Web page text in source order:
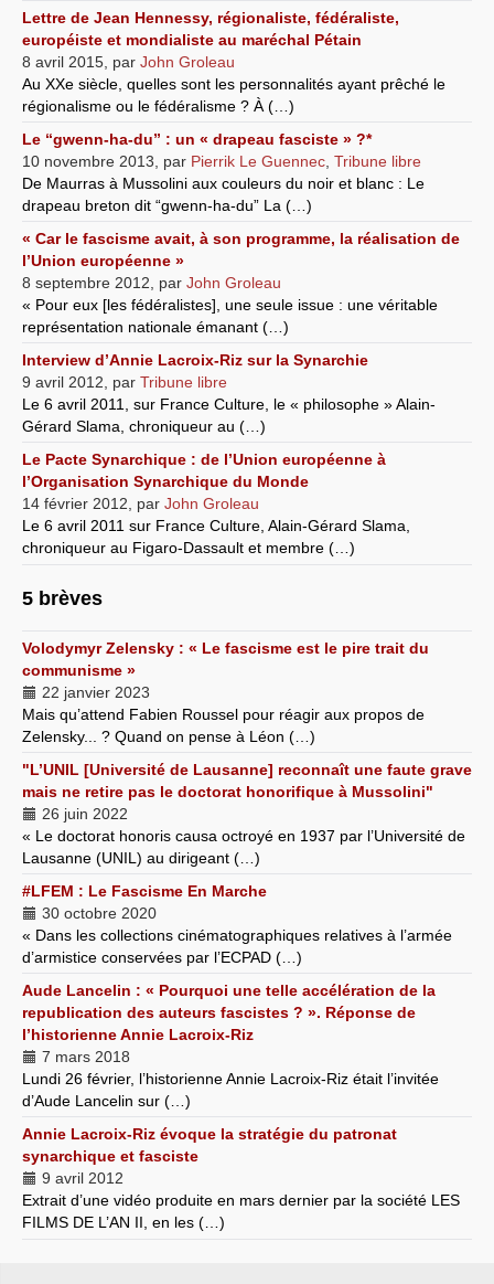
Lettre de Jean Hennessy, régionaliste, fédéraliste,
européiste et mondialiste au maréchal Pétain
8 avril 2015 par John Groleau
Au XXe siècle, quelles sont les personnalités ayant prêché le
régionalisme ou le fédéralisme ? À (…)
Le “gwenn-ha-du” : un « drapeau fasciste » ?*
10 novembre 2013
par Pierrik Le Guennec Tribune libre
De Maurras à Mussolini aux couleurs du noir et blanc : Le
drapeau breton dit “gwenn-ha-du” La (…)
« Car le fascisme avait, à son programme, la réalisation de
l’Union européenne »
8 septembre 2012
par John Groleau
« Pour eux [les fédéralistes], une seule issue : une véritable
représentation nationale émanant (…)
Interview d’Annie Lacroix-Riz sur la Synarchie
9 avril 2012
par Tribune libre
Le 6 avril 2011, sur France Culture, le « philosophe » Alain-
Gérard Slama, chroniqueur au (…)
Le Pacte Synarchique : de l’Union européenne à
l’Organisation Synarchique du Monde
14 février 2012
par John Groleau
Le 6 avril 2011 sur France Culture, Alain-Gérard Slama,
chroniqueur au Figaro-Dassault et membre (…)
5 brèves
Volodymyr Zelensky : « Le fascisme est le pire trait du
communisme »
22 janvier 2023
Mais qu’attend Fabien Roussel pour réagir aux propos de
Zelensky... ? Quand on pense à Léon (…)
"L’UNIL [Université de Lausanne] reconnaît une faute grave
mais ne retire pas le doctorat honorifique à Mussolini"
26 juin 2022
« Le doctorat honoris causa octroyé en 1937 par l’Université de
Lausanne (UNIL) au dirigeant (…)
#LFEM : Le Fascisme En Marche
30 octobre 2020
« Dans les collections cinématographiques relatives à l’armée
d’armistice conservées par l’ECPAD (…)
Aude Lancelin : « Pourquoi une telle accélération de la
republication des auteurs fascistes ? ». Réponse de
l’historienne Annie Lacroix-Riz
7 mars 2018
Lundi 26 février, l’historienne Annie Lacroix-Riz était l’invitée
d’Aude Lancelin sur (…)
Annie Lacroix-Riz évoque la stratégie du patronat
synarchique et fasciste
9 avril 2012
Extrait d’une vidéo produite en mars dernier par la société LES
FILMS DE L’AN II, en les (…)